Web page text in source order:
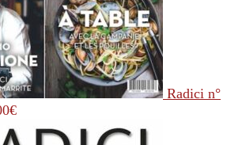
Radici n°
€